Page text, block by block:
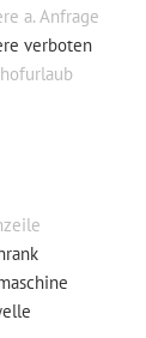
a. Anfrage
verboten